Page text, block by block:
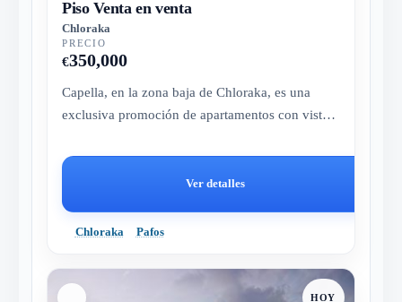
Piso Venta en venta
Chloraka
PRECIO
€350,000
Capella, en la zona baja de Chloraka, es una
exclusiva promoción de apartamentos con vistas
Ver detalles
Chloraka Pafos
HOY